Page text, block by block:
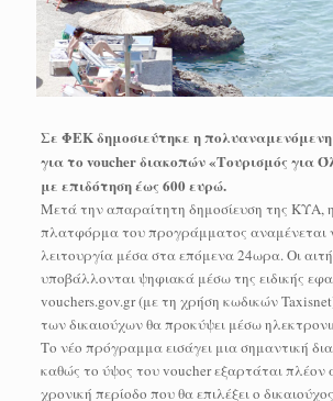
Σε ΦΕΚ δημοσιεύτηκε η
για το voucher διακοπών «Τουρισμός για
με επιδότηση έως 600 ευρώ.
Μετά την απαραίτητη δημοσίευση της ΚΥΑ,
πλατφόρμα του προγράμματος αναμένεται
λειτουργία μέσα στα επόμενα 24ωρα. Οι
υποβάλλονται ψηφιακά μέσω της ειδικής
vouchers.gov.gr (με τη χρήση κωδικών
των δικαιούχων θα προκύψει μέσω
Το νέο πρόγραμμα εισάγει μια σημαντική
καθώς το ύψος του voucher εξαρτάται πλέον
χρονική περίοδο που θα επιλέξει ο